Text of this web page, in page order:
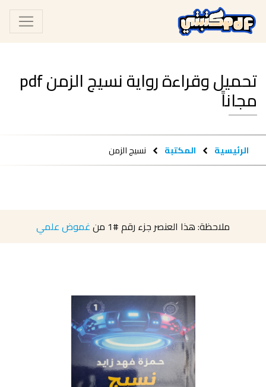
تحميل وقراءة رواية نسيج الزمن pdf
مجاناً
الرئيسية المكتبة نسيج الزمن
ملاحظة: هذا العنصر جزء رقم#1 منغموض علمي